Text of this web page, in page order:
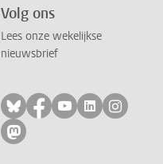
Volg ons
Lees onze wekelijkse
nieuwsbrief
Volg ons op bluesky
Volg ons op
Volg ons op
Volg ons
Volg
Volg ons op mastodon